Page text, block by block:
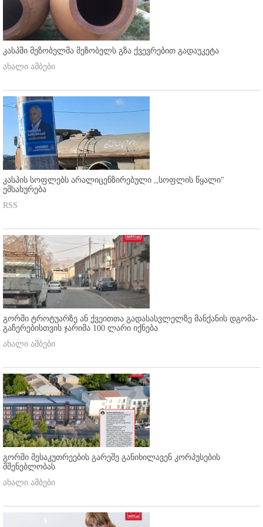
კასპში მეზობელმა მეზობელს გზა ქვევრებით გადაუკეტა
ახალი ამბები
კასპის სოფლებს არალიცენზირებული ,,სოფლის წყალი"
ემსახურება
RSS
გორში ტროტუარზე ან ქვეითთა გადასასვლელზე მანქანის დგომა-
გაჩერებისთვის ჯარიმა 100 ლარი იქნება
ახალი ამბები
გორში მესაკუთრეების გარეშე განიხილავენ კორპუსების
მშენებლობას
ახალი ამბები